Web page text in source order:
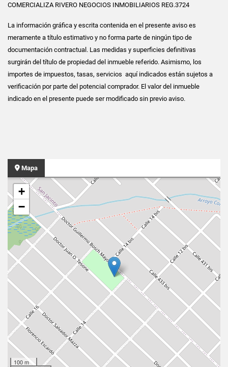
COMERCIALIZA RIVERO NEGOCIOS INMOBILIARIOS REG.3724
La información gráfica y escrita contenida en el presente aviso es
meramente a título estimativo y no forma parte de ningún tipo de
documentación contractual. Las medidas y superficies definitivas
surgirán del título de propiedad del inmueble referido. Asimismo, los
importes de impuestos, tasas, servicios aquí indicados están sujetos a
verificación por parte del potencial comprador. El valor del inmueble
indicado en el presente puede ser modificado sin previo aviso.
Mapa
+
−
100 m